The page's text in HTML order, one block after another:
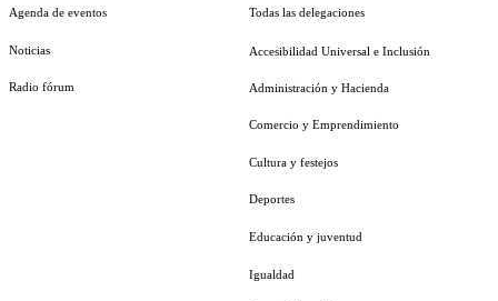
Agenda de eventos
Noticias
Radio fórum
Todas las delegaciones
Accesibilidad Universal e Inclusión
Administración y Hacienda
Comercio y Emprendimiento
Cultura y festejos
Deportes
Educación y juventud
Igualdad